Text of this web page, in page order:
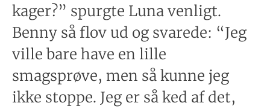
kager?” spurgte Luna venligt.
Benny så flov ud og svarede: “Jeg
ville bare have en lille
smagsprøve, men så kunne jeg
ikke stoppe. Jeg er så ked af det,